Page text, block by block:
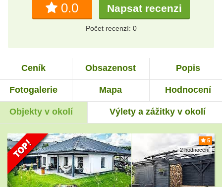
0.0 Napsat recenzi
Počet recenzí: 0
Ceník Obsazenost Popis
Fotogalerie Mapa Hodnocení
Objekty v okolí Výlety a zážitky v okolí
5
2 hodnocení